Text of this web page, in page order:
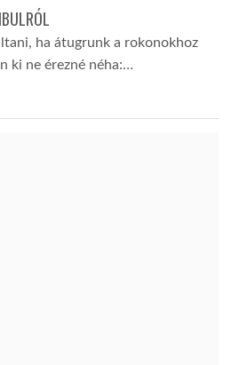
ha átugrunk a rokonokhoz
ki ne érezné néha:…